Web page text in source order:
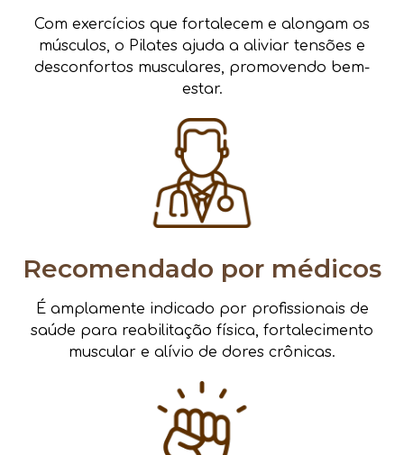
Com exercícios que fortalecem e alongam os
músculos, o Pilates ajuda a aliviar tensões e
desconfortos musculares, promovendo bem-
estar.
Recomendado por médicos
É amplamente indicado por profissionais de
saúde para reabilitação física, fortalecimento
muscular e alívio de dores crônicas.